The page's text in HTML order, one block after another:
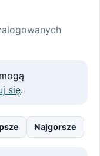
się.
Najgorsze